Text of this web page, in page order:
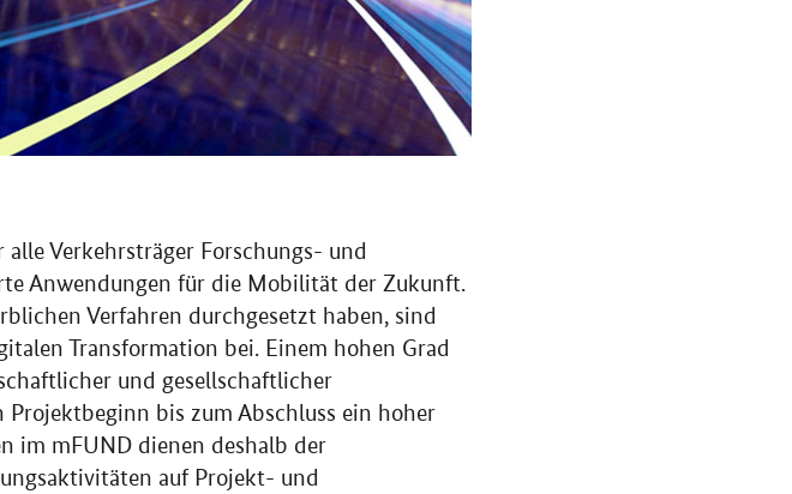
Verkehrsträger Forschungs- und
Anwendungen für die Mobilität der Zukunft.
Verfahren durchgesetzt haben, sind
Transformation bei. Einem hohen Grad
und gesellschaftlicher
bis zum Abschluss ein hoher
im mFUND dienen deshalb der
auf Projekt- und